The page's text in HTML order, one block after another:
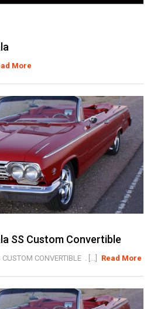
More
SS Custom Convertible
CONVERTIBLE . [...] Read More